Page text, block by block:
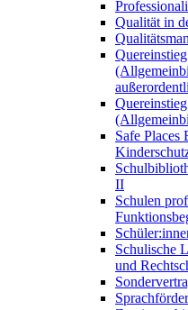
Qualität in
Safe Places
II
Schulen
Schulische
und